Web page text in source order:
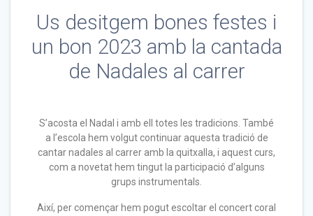
Us desitgem bones festes i
un bon 2023 amb la cantada
de Nadales al carrer
S’acosta el Nadal i amb ell totes les tradicions. També
a l’escola hem volgut continuar aquesta tradició de
cantar nadales al carrer amb la quitxalla, i aquest curs,
com a novetat hem tingut la participació d’alguns
grups instrumentals.
Així, per començar hem pogut escoltar el concert coral